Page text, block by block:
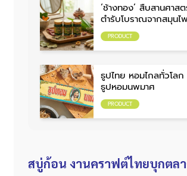
‘ช้างทอง’ สืบสานศาส
ตำรับโบราณจากสมุนไ
จีนPRODUCT
ธูปไทย หอมไกลทั่วโลก
ธูปหอมนพมาศ
PRODUCT
สบู่ก้อน งานคราฟต์ไทยบุกตล